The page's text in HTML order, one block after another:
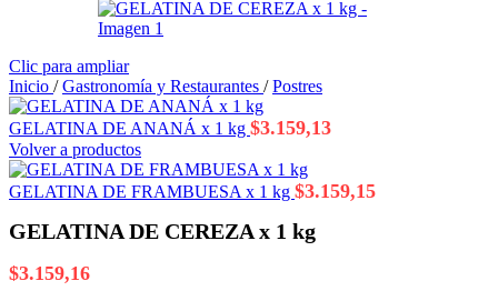
Clic para ampliar
Inicio / Gastronomía y Restaurantes / Postres
GELATINA DE ANANÁ x 1 kg $3.159,13
Volver a productos
GELATINA DE FRAMBUESA x 1 kg $3.159,15
GELATINA DE CEREZA x 1 kg
$3.159,16